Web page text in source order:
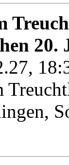
20.